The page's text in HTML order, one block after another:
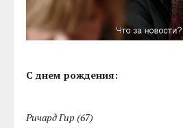
С днем рождения:
Ричард Гир (67)